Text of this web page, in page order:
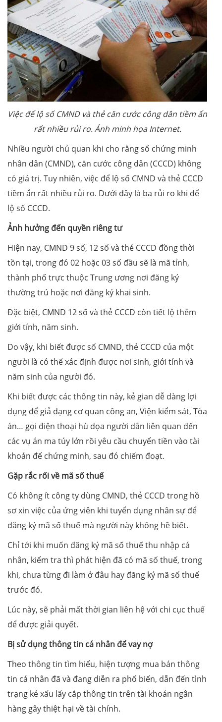
Việc để lộ số CMND và thẻ căn cước công dân tiềm ẩn
rất nhiều rủi ro. Ảnh minh họa Internet.
Nhiều người chủ quan khi cho rằng số chứng minh
nhân dân (CMND), căn cước công dân (CCCD) không
có giá trị. Tuy nhiên, việc để lộ số CMND và thẻ CCCD
tiềm ẩn rất nhiều rủi ro. Dưới đây là ba rủi ro khi để
lộ số CCCD.
Ảnh hưởng đến quyền riêng tư
Hiện nay, CMND 9 số, 12 số và thẻ CCCD đồng thời
tồn tại, trong đó 02 hoặc 03 số đầu sẽ là mã tỉnh,
thành phố trực thuộc Trung ương nơi đăng ký
thường trú hoặc nơi đăng ký khai sinh.
Đặc biệt, CMND 12 số và thẻ CCCD còn tiết lộ thêm
giới tính, năm sinh.
Do vậy, khi biết được số CMND, thẻ CCCD của một
người là có thể xác định được nơi sinh, giới tính và
năm sinh của người đó.
Khi biết được các thông tin này, kẻ gian dễ dàng lợi
dụng để giả dạng cơ quan công an, Viện kiểm sát, Tòa
án… gọi điện thoại hù dọa người dân liên quan đến
các vụ án ma túy lớn rồi yêu cầu chuyển tiền vào tài
khoản để chứng minh, sau đó chiếm đoạt.
Gặp rắc rối về mã số thuế
Có không ít công ty dùng CMND, thẻ CCCD trong hồ
sơ xin việc của ứng viên khi tuyển dụng nhân sự để
đăng ký mã số thuế mà người này không hề biết.
Chỉ tới khi muốn đăng ký mã số thuế thu nhập cá
nhân, kiểm tra thì phát hiện đã có mã số thuế, trong
khi, chưa từng đi làm ở đâu hay đăng ký mã số thuế
trước đó.
Lúc này, sẽ phải mất thời gian liên hệ với chi cục thuế
để được giải quyết.
Bị sử dụng thông tin cá nhân để vay nợ
Theo thông tin tìm hiểu, hiện tượng mua bán thông
tin cá nhân đã và đang diễn ra phổ biến, dẫn đến tình
trạng kẻ xấu lấy cắp thông tin trên tài khoản ngân
hàng gây thiệt hại về tài chính.